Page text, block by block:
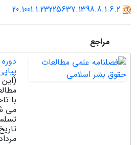
20.1001.1.23225637.1398.8.1.6.2
مراجع
پیاپی
می
تاریخ
مرداد